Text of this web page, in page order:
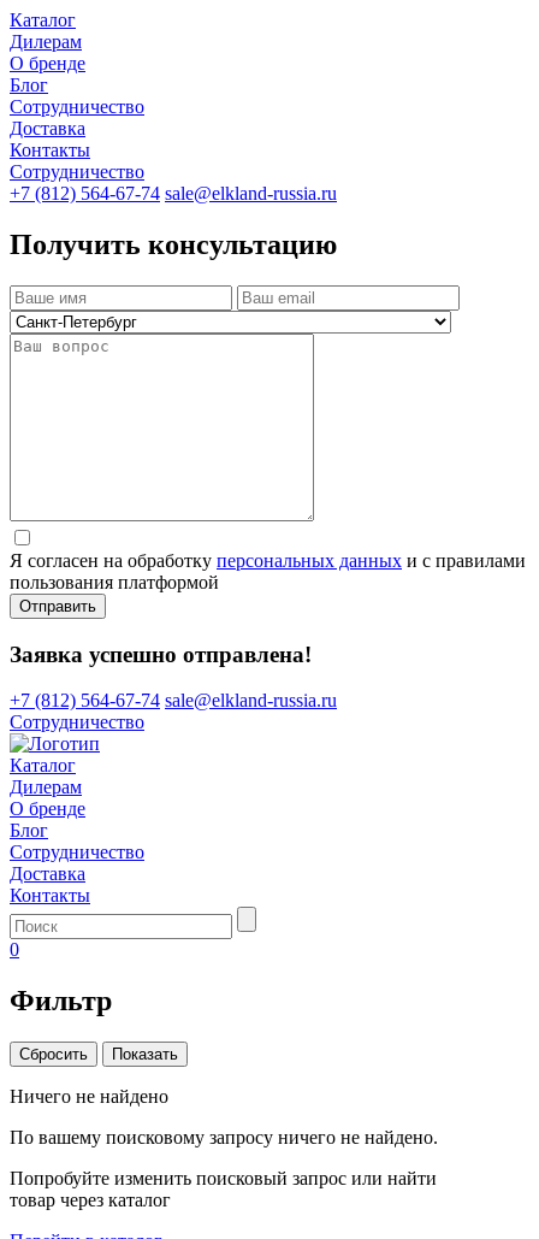
Каталог
Дилерам
О бренде
Блог
Сотрудничество
Доставка
Контакты
Сотрудничество
+7 (812) 564-67-74 sale@elkland-russia.ru
Получить консультацию
Я согласен на обработку персональных данных и с правилами
пользования платформой
Отправить
Заявка успешно отправлена!
+7 (812) 564-67-74 sale@elkland-russia.ru
Сотрудничество
Каталог
Дилерам
О бренде
Блог
Сотрудничество
Доставка
Контакты
0
Фильтр
Сбросить Показать
Ничего не найдено
По вашему поисковому запросу ничего не найдено.
Попробуйте изменить поисковый запрос или найти
товар через каталог